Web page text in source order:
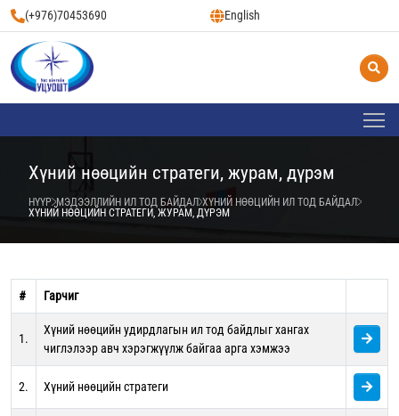
(+976)70453690 English
Хүний нөөцийн стратеги, журам, дүрэм
НҮҮР МЭДЭЭЛЛИЙН ИЛ ТОД БАЙДАЛ ХҮНИЙ НӨӨЦИЙН ИЛ ТОД БАЙДАЛ
ХҮНИЙ НӨӨЦИЙН СТРАТЕГИ, ЖУРАМ, ДҮРЭМ
# Гарчиг
1.
Хүний нөөцийн удирдлагын ил тод байдлыг хангах
чиглэлээр авч хэрэгжүүлж байгаа арга хэмжээ
2. Хүний нөөцийн стратеги